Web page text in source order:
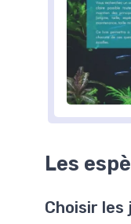
Les
Choisir